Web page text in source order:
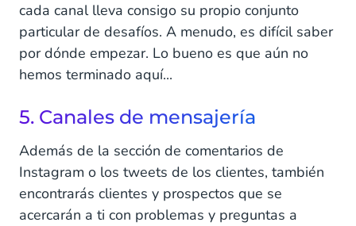
cada canal lleva consigo su propio conjunto
particular de desafíos. A menudo, es difícil saber
por dónde empezar. Lo bueno es que aún no
hemos terminado aquí...
5. Canales de mensajería
Además de la sección de comentarios de
Instagram o los tweets de los clientes, también
encontrarás clientes y prospectos que se
acercarán a ti con problemas y preguntas a